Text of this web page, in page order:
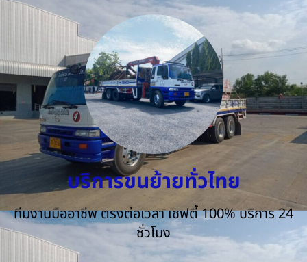
บริการขนย้ายทั่วไทย
ทีมงานมืออาชีพ ตรงต่อเวลา เซฟตี้ 100% บริการ 24
ชั่วโมง